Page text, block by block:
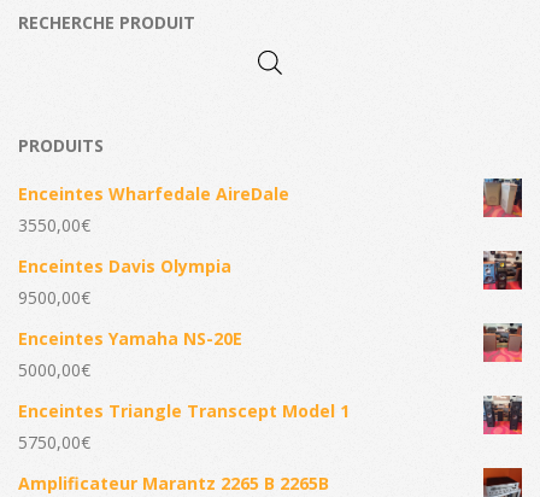
RECHERCHE PRODUIT
PRODUITS
Enceintes Wharfedale AireDale
3550,00€
Enceintes Davis Olympia
9500,00€
Enceintes Yamaha NS-20E
5000,00€
Enceintes Triangle Transcept Model 1
5750,00€
Amplificateur Marantz 2265 B 2265B